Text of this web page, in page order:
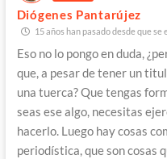
Diógenes Pantarújez
15 años han pasado desde que se
Eso no lo pongo en duda,
que, a pesar de tener un
una tuerca? Que tengas
seas ese algo, necesitas
hacerlo. Luego hay cosas
periodística, que son cosas